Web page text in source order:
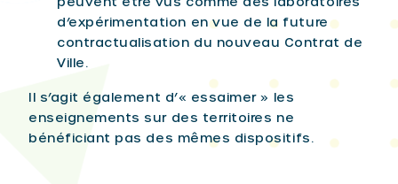
d’expérimentation en vue de la future
contractualisation du nouveau Contrat de
Ville.
Il s’agit également d’« essaimer » les
enseignements sur des territoires ne
bénéficiant pas des mêmes dispositifs.